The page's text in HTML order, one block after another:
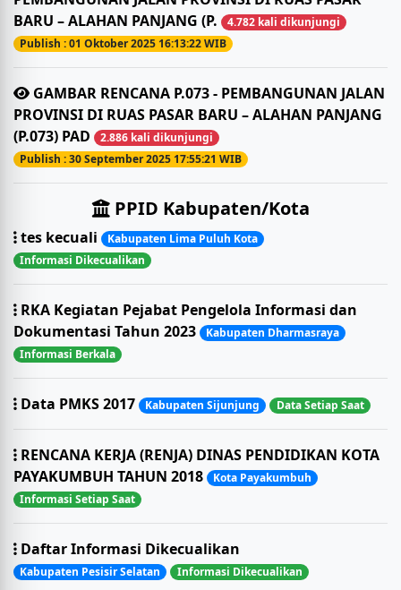
BARU – ALAHAN PANJANG (P.
4.782 kali dikunjungi
Publish : 01 Oktober 2025 16:13:22 WIB
GAMBAR RENCANA P.073 - PEMBANGUNAN JALAN
PROVINSI DI RUAS PASAR BARU – ALAHAN PANJANG
(P.073) PAD
2.886 kali dikunjungi
Publish : 30 September 2025 17:55:21 WIB
PPID Kabupaten/Kota
tes kecuali
Kabupaten Lima Puluh Kota
Informasi Dikecualikan
RKA Kegiatan Pejabat Pengelola Informasi dan
Dokumentasi Tahun 2023
Kabupaten Dharmasraya
Informasi Berkala
Data PMKS 2017 Kabupaten Sijunjung Data Setiap Saat
RENCANA KERJA (RENJA) DINAS PENDIDIKAN KOTA
PAYAKUMBUH TAHUN 2018
Kota Payakumbuh
Informasi Setiap Saat
Daftar Informasi Dikecualikan
Kabupaten Pesisir Selatan Informasi Dikecualikan